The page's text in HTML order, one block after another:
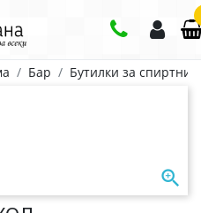
Бар Бутилки за спиртни
